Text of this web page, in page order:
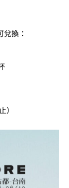
換：
）